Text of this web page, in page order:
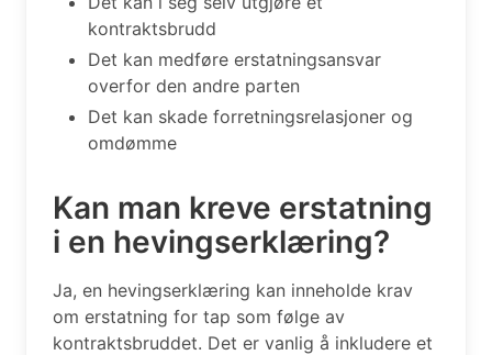
kontraktsbrudd
Det kan medføre erstatningsansvar
overfor den andre parten
Det kan skade forretningsrelasjoner og
omdømme
Kan man kreve erstatning
i en hevingserklæring?
Ja, en hevingserklæring kan inneholde krav
om erstatning for tap som følge av
kontraktsbruddet. Det er vanlig å inkludere et